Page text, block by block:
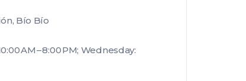
Bío Bío
AM – 8:00 PM; Wednesday: